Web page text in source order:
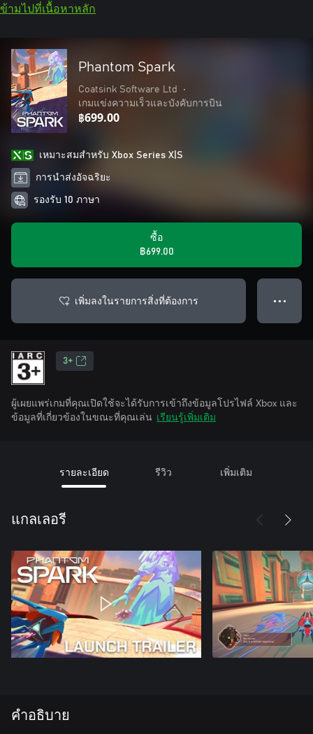
ข้ามไปที่เนื้อหาหลัก
Phantom Spark
Coatsink Software Ltd
•
เกมแข่งความเร็วและบังคับการบิน
฿699.00
เหมาะสมสําหรับ Xbox Series X|S
การนำส่งอัจฉริยะ
รองรับ 10 ภาษา
ซื้อ
฿699.00
เพิ่มลงในรายการสิ่งที่ต้องการ ● ● ●
3+
ผู้เผยแพร่เกมที่คุณเปิดใช้จะได้รับการเข้าถึงข้อมูลโปรไฟล์ Xbox และ
ข้อมูลที่เกี่ยวข้องในขณะที่คุณเล่น เรียนรู้เพิ่มเติม
รายละเอียด รีวิว เพิ่มเติม
แกลเลอรี
คำอธิบาย